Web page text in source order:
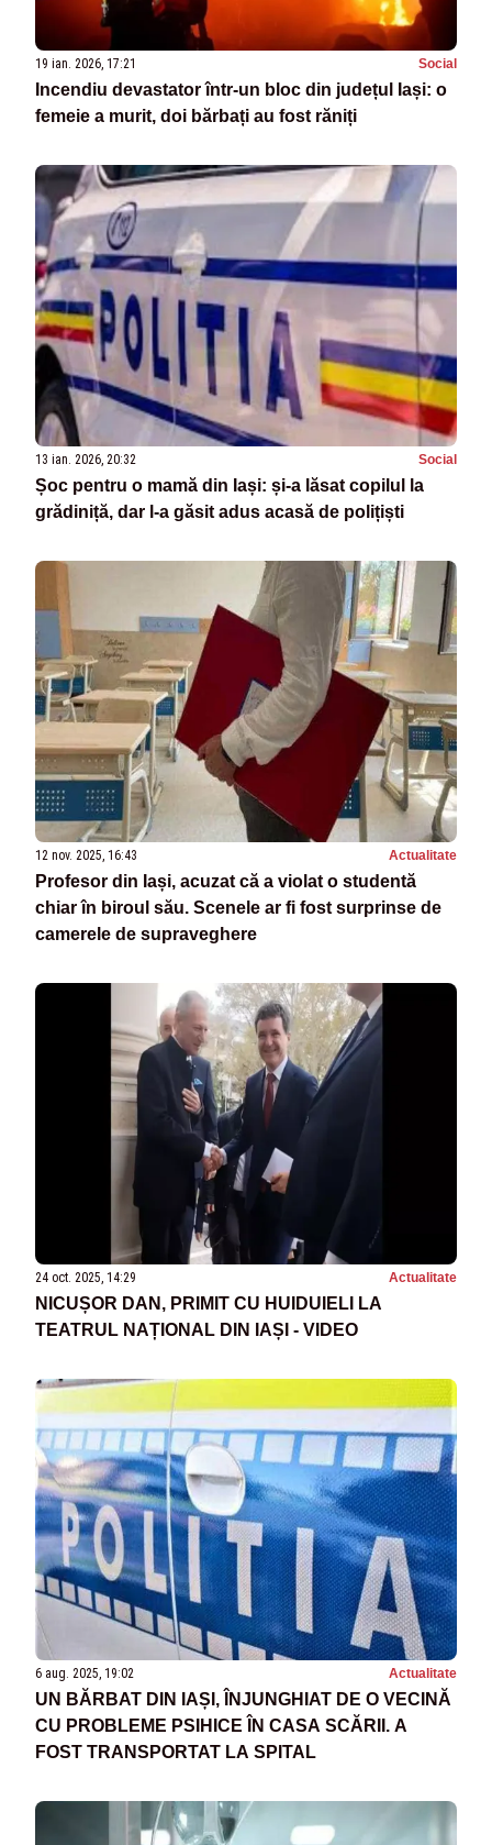
19 ian. 2026, 17:21 Social
Incendiu devastator într-un bloc din județul Iași: o
femeie a murit, doi bărbați au fost răniți
13 ian. 2026, 20:32 Social
Șoc pentru o mamă din Iași: și-a lăsat copilul la
grădiniță, dar l-a găsit adus acasă de polițiști
12 nov. 2025, 16:43 Actualitate
Profesor din Iași, acuzat că a violat o studentă
chiar în biroul său. Scenele ar fi fost surprinse de
camerele de supraveghere
24 oct. 2025, 14:29 Actualitate
NICUȘOR DAN, PRIMIT CU HUIDUIELI LA
TEATRUL NAȚIONAL DIN IAȘI - VIDEO
6 aug. 2025, 19:02 Actualitate
UN BĂRBAT DIN IAȘI, ÎNJUNGHIAT DE O VECINĂ
CU PROBLEME PSIHICE ÎN CASA SCĂRII. A
FOST TRANSPORTAT LA SPITAL